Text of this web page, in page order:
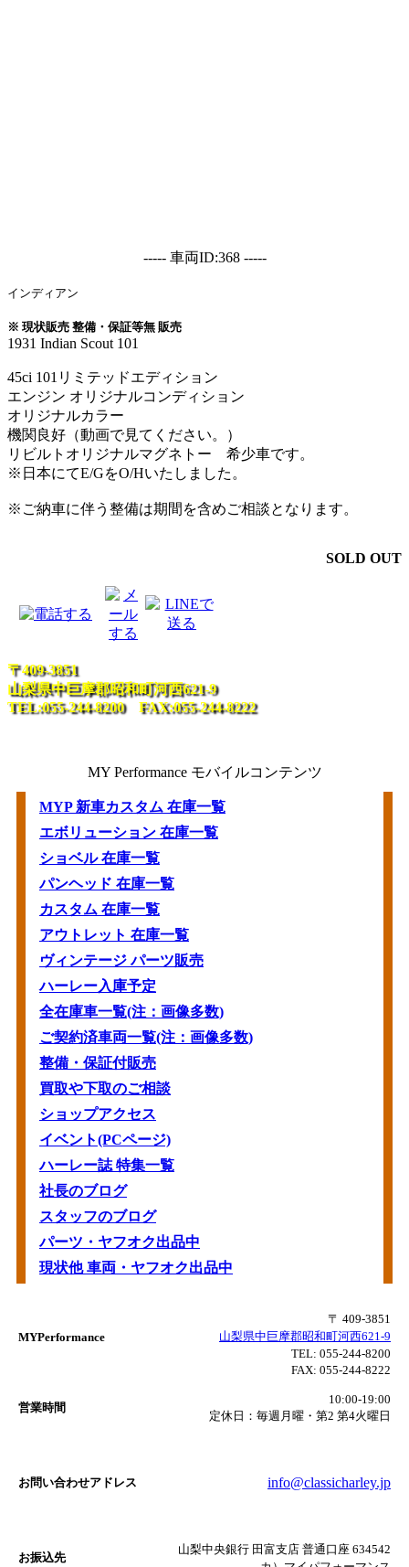
----- 車両ID:368 -----
インディアン
※ 現状販売 整備・保証等無 販売
1931 Indian Scout 101
45ci 101リミテッドエディション
エンジン オリジナルコンディション
オリジナルカラー
機関良好（動画で見てください。）
リビルトオリジナルマグネトー 希少車です。
※日本にてE/GをO/Hいたしました。
※ご納車に伴う整備は期間を含めご相談となります。
SOLD OUT
〒409-3851
山梨県中巨摩郡昭和町河西621-9
TEL:055-244-8200 FAX:055-244-8222
MY Performance モバイルコンテンツ
MYP 新車カスタム 在庫一覧
エボリューション 在庫一覧
ショベル 在庫一覧
パンヘッド 在庫一覧
カスタム 在庫一覧
アウトレット 在庫一覧
ヴィンテージ パーツ販売
ハーレー入庫予定
全在庫車一覧(注：画像多数)
ご契約済車両一覧(注：画像多数)
整備・保証付販売
買取や下取のご相談
ショップアクセス
イベント(PCページ)
ハーレー誌 特集一覧
社長のブログ
スタッフのブログ
パーツ・ヤフオク出品中
現状他 車両・ヤフオク出品中
MYPerformance
〒 409-3851
山梨県中巨摩郡昭和町河西621-9
TEL: 055-244-8200
FAX: 055-244-8222
営業時間
10:00-19:00
定休日：毎週月曜・第2 第4火曜日
お問い合わせアドレス info@classicharley.jp
お振込先
山梨中央銀行 田富支店 普通口座 634542